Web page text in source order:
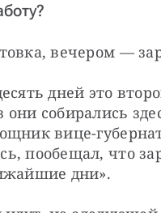
вечером —
дней это
собирались
вице-
пообещал, что
дни».